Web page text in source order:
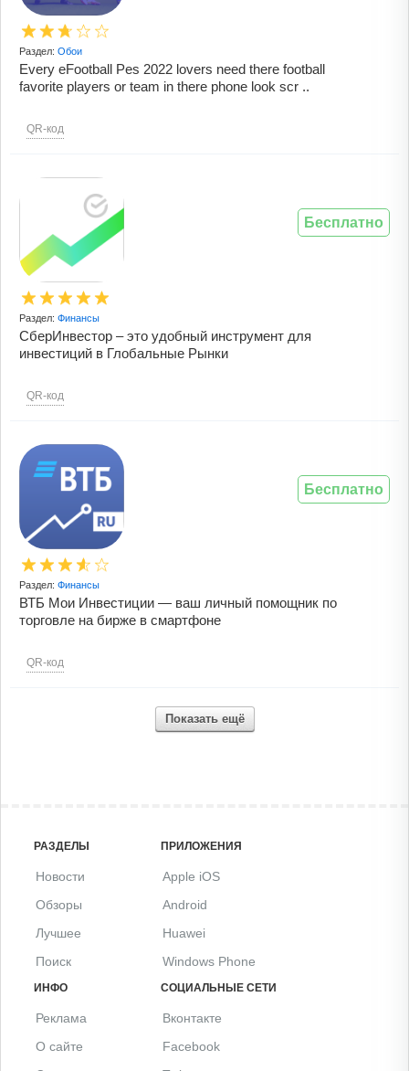
Раздел: Обои
Every eFootball Pes 2022 lovers need there football
favorite players or team in there phone look scr ..
QR-код
Раздел: Финансы
СберИнвестор – это удобный инструмент для
инвестиций в Глобальные Рынки
QR-код
Бесплатно
Раздел: Финансы
ВТБ Мои Инвестиции — ваш личный помощник по
торговле на бирже в смартфоне
QR-код
Бесплатно
Показать ещё
РАЗДЕЛЫ
Новости
Обзоры
Лучшее
Поиск
ПРИЛОЖЕНИЯ
Apple iOS
Android
Huawei
Windows Phone
ИНФО
Реклама
О сайте
СОЦИАЛЬНЫЕ СЕТИ
Вконтакте
Facebook